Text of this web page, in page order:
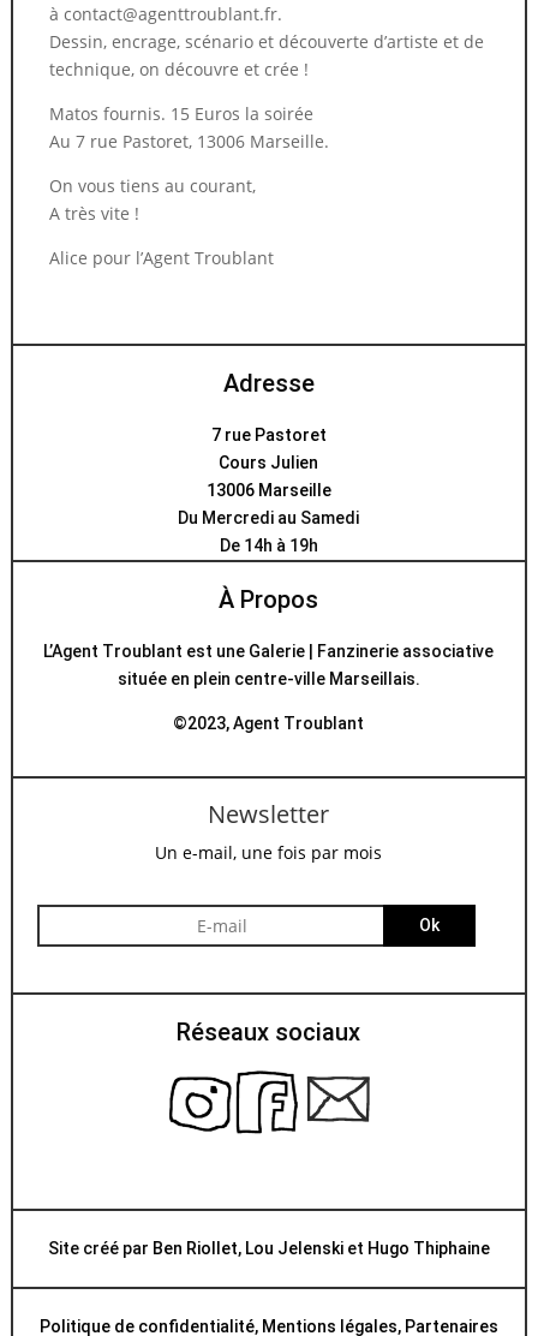
à contact@agenttroublant.fr.
Dessin, encrage, scénario et découverte d’artiste et de
technique, on découvre et crée !
Matos fournis. 15 Euros la soirée
Au 7 rue Pastoret, 13006 Marseille.
On vous tiens au courant,
A très vite !
Alice pour l’Agent Troublant
Adresse
7 rue Pastoret
Cours Julien
13006 Marseille
Du Mercredi au Samedi
De 14h à 19h
À Propos
L’Agent Troublant est une Galerie | Fanzinerie associative
située en plein centre-ville Marseillais.
©2023, Agent Troublant
Newsletter
Un e-mail, une fois par mois
Ok
Réseaux sociaux
Site créé par Ben Riollet, Lou Jelenskiet Hugo Thiphaine
Politique de confidentialité, Mentions légales, Partenaires